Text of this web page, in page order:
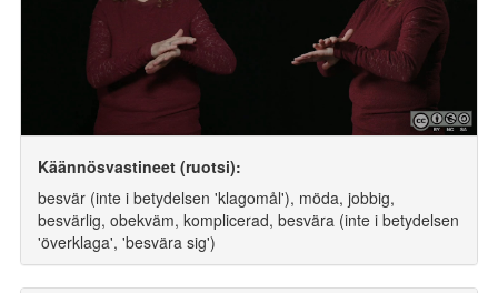
Käännösvastineet (ruotsi):
besvär (inte i betydelsen 'klagomål'), möda, jobbig,
besvärlig, obekväm, komplicerad, besvära (inte i betydelsen
'överklaga', 'besvära sig')